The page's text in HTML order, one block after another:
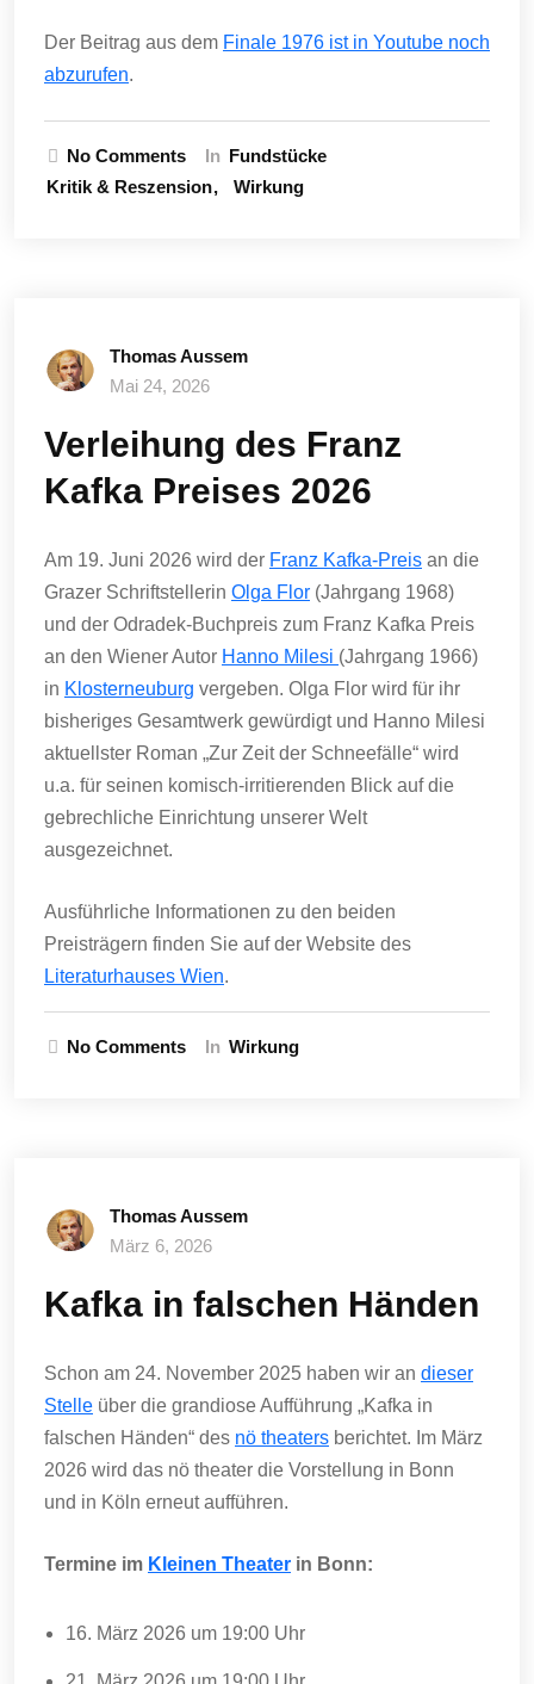
Der Beitrag aus dem Finale 1976 ist in Youtube noch
abzurufen.
No Comments In Fundstücke
Kritik & Reszension
Wirkung
Thomas Aussem
Mai 24, 2026
Verleihung des Franz
Kafka Preises 2026
Am 19. Juni 2026 wird der Franz Kafka-Preis an die
Grazer Schriftstellerin Olga Flor (Jahrgang 1968)
und der Odradek-Buchpreis zum Franz Kafka Preis
an den Wiener Autor Hanno Milesi (Jahrgang 1966)
in Klosterneuburg vergeben. Olga Flor wird für ihr
bisheriges Gesamtwerk gewürdigt und Hanno Milesi
aktuellster Roman „Zur Zeit der Schneefälle“ wird
u.a. für seinen komisch-irritierenden Blick auf die
gebrechliche Einrichtung unserer Welt
ausgezeichnet.
Ausführliche Informationen zu den beiden
Preisträgern finden Sie auf der Website des
Literaturhauses Wien.
No Comments In Wirkung
Thomas Aussem
März 6, 2026
Kafka in falschen Händen
Schon am 24. November 2025 haben wir an dieser
Stelle über die grandiose Aufführung „Kafka in
falschen Händen“ des nö theaters berichtet. Im März
2026 wird das nö theater die Vorstellung in Bonn
und in Köln erneut aufführen.
Termine im Kleinen Theater in Bonn:
16. März 2026 um 19:00 Uhr